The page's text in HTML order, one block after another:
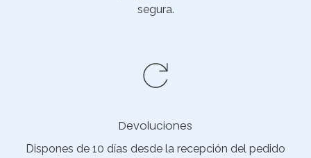
segura.
Devoluciones
Dispones de 10 días desde la recepción del pedido